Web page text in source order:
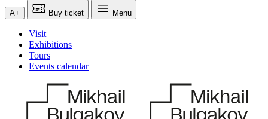
A+ Buy ticket Menu
Visit
Exhibitions
Tours
Events calendar